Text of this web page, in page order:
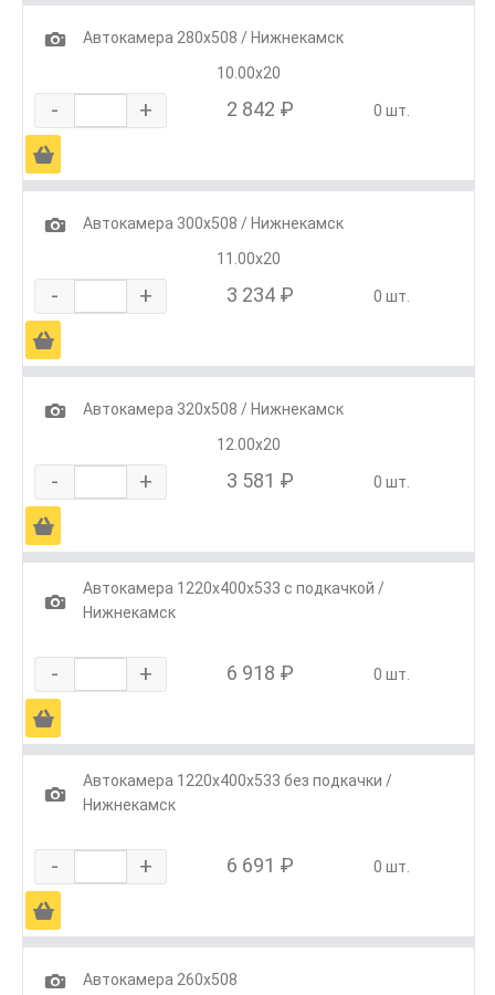
1
Автокамера 280х508 / Нижнекамск
10.00х20
- + 2 842 ₽ 0 шт.
Ä
1
Автокамера 300х508 / Нижнекамск
11.00х20
- + 3 234 ₽ 0 шт.
Ä
1
Автокамера 320х508 / Нижнекамск
12.00х20
- + 3 581 ₽ 0 шт.
Ä
1
Автокамера 1220х400х533 с подкачкой /
Нижнекамск
- + 6 918 ₽ 0 шт.
Ä
1
Автокамера 1220х400х533 без подкачки /
Нижнекамск
- + 6 691 ₽ 0 шт.
Ä
1
Автокамера 260х508